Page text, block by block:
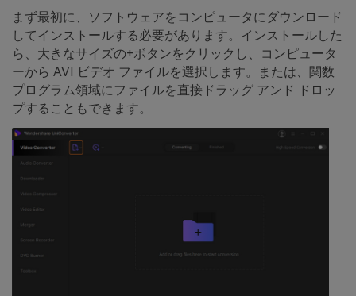
まず最初に、ソフトウェアをコンピュータにダウンロード
してインストールする必要があります。インストールした
ら、大きなサイズの+ボタンをクリックし、コンピュータ
ーから AVI ビデオ ファイルを選択します。または、関数
プログラム領域にファイルを直接 ドラッグ アンド ドロッ
プすることもできます。